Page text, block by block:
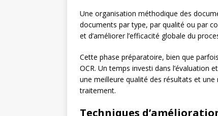
Une organisation méthodique des
documents par type, par qualité ou par
et d’améliorer l’efficacité globale du
Cette phase préparatoire, bien que
OCR. Un temps investi dans
une meilleure qualité des résultats et
traitement.
Techniques